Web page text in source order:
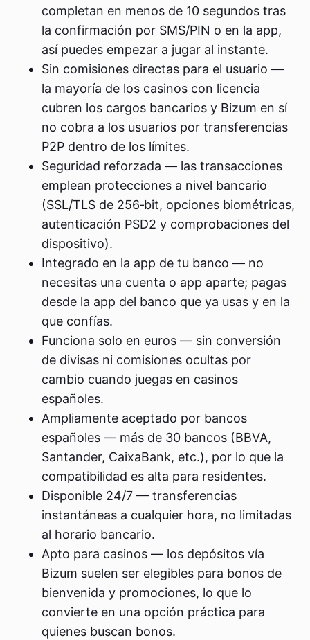
completan en menos de 10 segundos tras
la confirmación por SMS/PIN o en la app,
así puedes empezar a jugar al instante.
Sin comisiones directas para el usuario —
la mayoría de los casinos con licencia
cubren los cargos bancarios y Bizum en sí
no cobra a los usuarios por transferencias
P2P dentro de los límites.
Seguridad reforzada — las transacciones
emplean protecciones a nivel bancario
(SSL/TLS de 256‑bit, opciones biométricas,
autenticación PSD2 y comprobaciones del
dispositivo).
Integrado en la app de tu banco — no
necesitas una cuenta o app aparte; pagas
desde la app del banco que ya usas y en la
que confías.
Funciona solo en euros — sin conversión
de divisas ni comisiones ocultas por
cambio cuando juegas en casinos
españoles.
Ampliamente aceptado por bancos
españoles — más de 30 bancos (BBVA,
Santander, CaixaBank, etc.), por lo que la
compatibilidad es alta para residentes.
Disponible 24/7 — transferencias
instantáneas a cualquier hora, no limitadas
al horario bancario.
Apto para casinos — los depósitos vía
Bizum suelen ser elegibles para bonos de
bienvenida y promociones, lo que lo
convierte en una opción práctica para
quienes buscan bonos.